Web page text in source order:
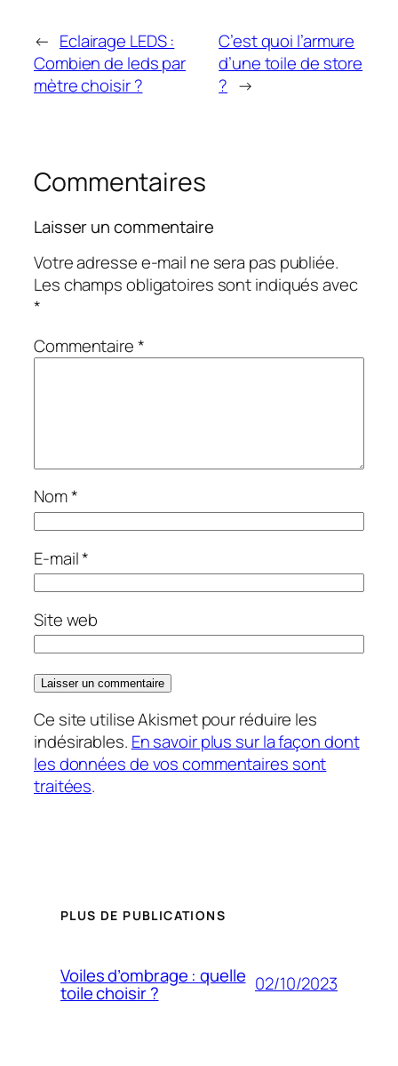
← Eclairage LEDS :
Combien de leds par
mètre choisir ?
C’est quoi l’armure
d’une toile de store
? →
Commentaires
Laisser un commentaire
Votre adresse e-mail ne sera pas publiée.
Les champs obligatoires sont indiqués avec
*
Commentaire*
Nom*
E-mail*
Site web
Ce site utilise Akismet pour réduire les
indésirables. En savoir plus sur la façon dont
les données de vos commentaires sont
traitées.
PLUS DE PUBLICATIONS
Voiles d’ombrage : quelle
toile choisir ? 02/10/2023